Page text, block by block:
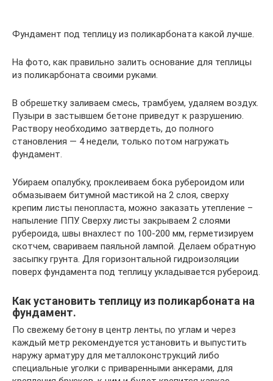
Фундамент под теплицу из поликарбоната какой лучше.
На фото, как правильно залить основание для теплицы
из поликарбоната своими руками.
В обрешетку заливаем смесь, трамбуем, удаляем воздух.
Пузыри в застывшем бетоне приведут к разрушению.
Раствору необходимо затвердеть, до полного
становления — 4 недели, только потом нагружать
фундамент.
Убираем опалубку, проклеиваем бока рубероидом или
обмазываем битумной мастикой на 2 слоя, сверху
крепим листы пенопласта, можно заказать утепление –
напыление ППУ. Сверху листы закрываем 2 слоями
рубероида, швы внахлест по 100-200 мм, герметизируем
скотчем, свариваем паяльной лампой. Делаем обратную
засыпку грунта. Для горизонтальной гидроизоляции
поверх фундамента под теплицу укладывается рубероид.
Как установить теплицу из поликарбоната на
фундамент.
По свежему бетону в центр ленты, по углам и через
каждый метр рекомендуется установить и выпустить
наружу арматуру для металлоконструкций либо
специальные уголки с приваренными анкерами, для